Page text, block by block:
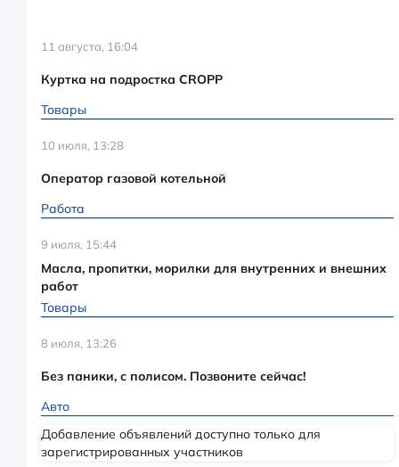
11 августа, 16:04
Куртка на подростка CROPP
Товары
10 июля, 13:28
Оператор газовой котельной
Работа
9 июля, 15:44
Масла, пропитки, морилки для внутренних и внешних
работ
Товары
8 июля, 13:26
Без паники, с полисом. Позвоните сейчас!
Авто
Добавление объявлений доступно только для
зарегистрированных участников